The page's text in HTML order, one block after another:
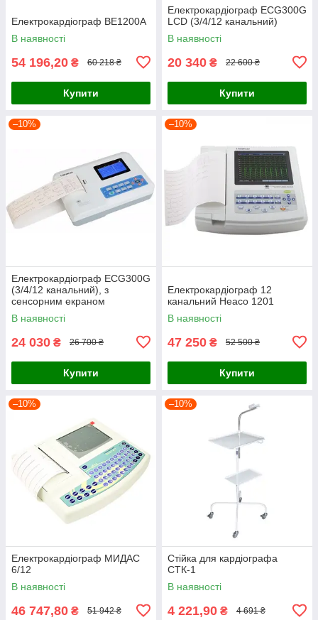
Електрокардіограф BE1200А
В наявності
54 196,20 ₴ 60 218 ₴
Купити
Електрокардіограф ECG300G
LCD (3/4/12 канальний)
В наявності
20 340 ₴ 22 600 ₴
Купити
–10%
Електрокардіограф ECG300G
(3/4/12 канальний), з
сенсорним екраном
В наявності
24 030 ₴ 26 700 ₴
Купити
–10%
Електрокардіограф 12
канальний Heaco 1201
В наявності
47 250 ₴ 52 500 ₴
Купити
–10%
Електрокардіограф МИДАС
6/12
В наявності
46 747,80 ₴ 51 942 ₴
–10%
Стійка для кардіографа
СТК-1
В наявності
4 221,90 ₴ 4 691 ₴